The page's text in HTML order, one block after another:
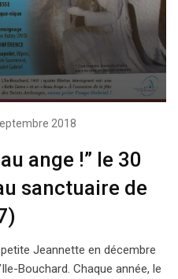
2018
ange !” le 30
sanctuaire de
Jeannette en décembre
Bouchard. Chaque année, le